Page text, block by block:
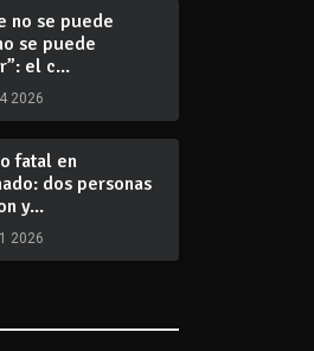
no se puede
se puede
el c...
2026
fatal en
dos personas
y...
2026